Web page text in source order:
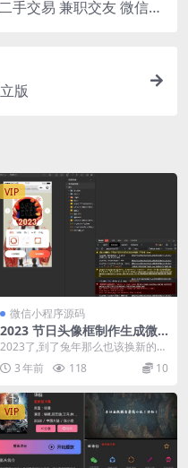
手交易 兼职交友 微信小
版
VIP
微信小程序源码
2023 节日头像框制作生成微
信小程序源码 附流量主
2023了,到了兔年那么也该换新的头
像框拉 今天给大家带来兔年的头像
框制作小程序...
3 年前 118 10
VIP